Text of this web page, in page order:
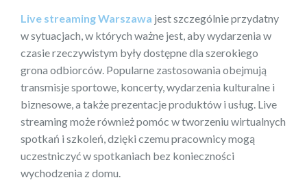
Live streaming Warszawa jest szczególnie przydatny
w sytuacjach, w których ważne jest, aby wydarzenia w
czasie rzeczywistym były dostępne dla szerokiego
grona odbiorców. Popularne zastosowania obejmują
transmisje sportowe, koncerty, wydarzenia kulturalne i
biznesowe, a także prezentacje produktów i usług. Live
streaming może również pomóc w tworzeniu wirtualnych
spotkań i szkoleń, dzięki czemu pracownicy mogą
uczestniczyć w spotkaniach bez konieczności
wychodzenia z domu.